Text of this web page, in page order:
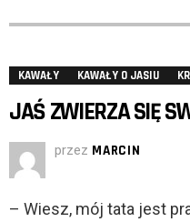
KAWAŁY KAWAŁY O JASIU
JAŚ ZWIERZA SIĘ
przez MARCIN
– Wiesz, mój tata jest